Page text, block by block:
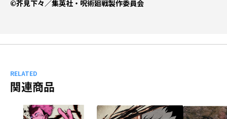
©芥見下々／集英社・呪術廻戦製作委員会
RELATED
関連商品